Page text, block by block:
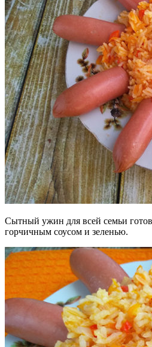
Сытный ужин для всей семьи
горчичным соусом и зеленью.